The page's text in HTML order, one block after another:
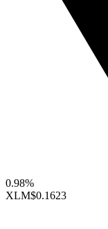
0.98%
XLM$0.1623